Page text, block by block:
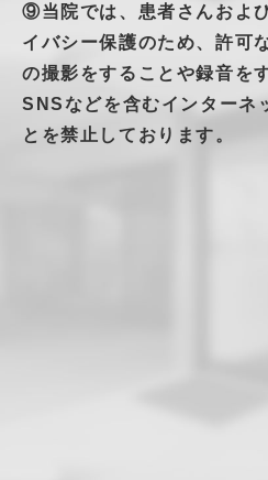
⑨当院では、患者さんおよ
イバシー保護のため、許可
の撮影をすることや録音を
SNSなどを含むインターネ
とを禁止しております。